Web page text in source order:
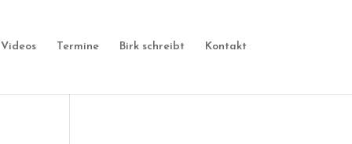
Termine Birk schreibt Kontakt